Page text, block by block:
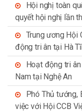
Hội nghị toàn
quyết hội nghị lần
Trung ương Hội
động tri ân tại Hà
Hoạt động tri
Nam tại Nghệ An
Phó Thủ tướng,
việc với Hội CCB